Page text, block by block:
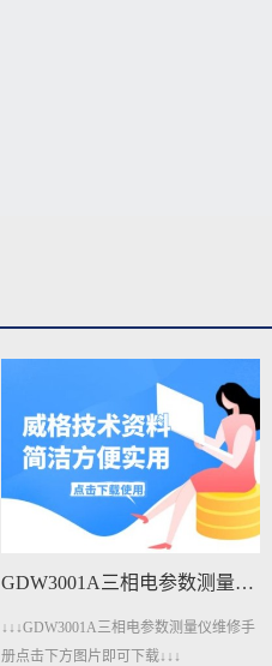
GDW3001A三相电参数测量仪维修手册下载
↓↓↓GDW3001A三相电参数测量仪维修手
册点击下方图片即可下载↓↓↓